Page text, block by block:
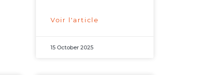
Voir l'article
15 October 2025